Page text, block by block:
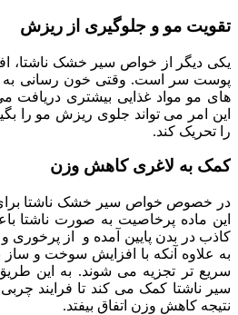
تقویت مو و جلوگیری از ریزش
یکی دیگر از خواص سیر خشک ناشتا،
پوست سر است. وقتی خون رسانی به
های مو مواد غذایی بیشتری دریافت
این امر می تواند جلوی ریزش مو را
را تحریک کند.
کمک به لاغری کاهش وزن
در خصوص خواص سیر خشک ناشتا
این ماده پرخاصیت به صورت ناشتا
کاذب در بدن پایین آمده و از پرخوری
به علاوه آنکه با افزایش سوخت و
سریع تر تجزیه می شوند. به این
سیر ناشتا کمک می کند تا فرایند
نتیجه کاهش وزن اتفاق بیفتد.